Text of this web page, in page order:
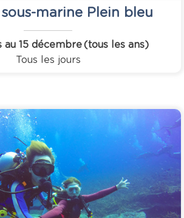
marine Plein bleu
au 15 décembre(tous les ans)
Tous les jours